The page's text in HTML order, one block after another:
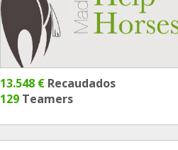
13.548 € Recaudados
129 Teamers